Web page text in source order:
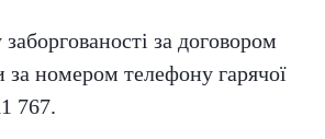
за договором
номером телефону гарячої
767.